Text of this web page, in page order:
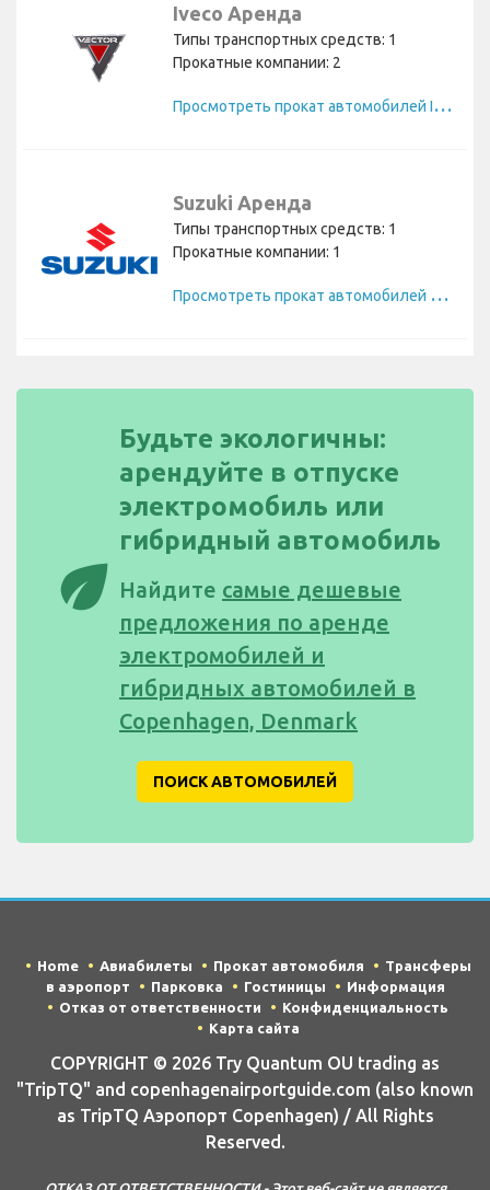
Iveco Аренда
Типы транспортных средств: 1
Прокатные компании: 2
П
росмотреть прокат автомобилей Iveco
Suzuki Аренда
Типы транспортных средств: 1
Прокатные компании: 1
П
росмотреть прокат автомобилей Suzuki
eco
Будьте экологичны:
арендуйте в отпуске
электромобиль или
гибридный автомобиль
Найдите самые дешевые
предложения по аренде
электромобилей и
гибридных автомобилей в
Copenhagen, Denmark
ПОИСК АВТОМОБИЛЕЙ
Home Авиабилеты Прокат автомобиля
Трансферы
в аэропорт
Парковка Гостиницы
Информация
Отказ от ответственности
Конфиденциальность
Карта сайта
COPYRIGHT © 2026 Try Quantum OU trading as
"TripTQ" and copenhagenairportguide.com (also known
as TripTQ Аэропорт Copenhagen) / All Rights
Reserved.